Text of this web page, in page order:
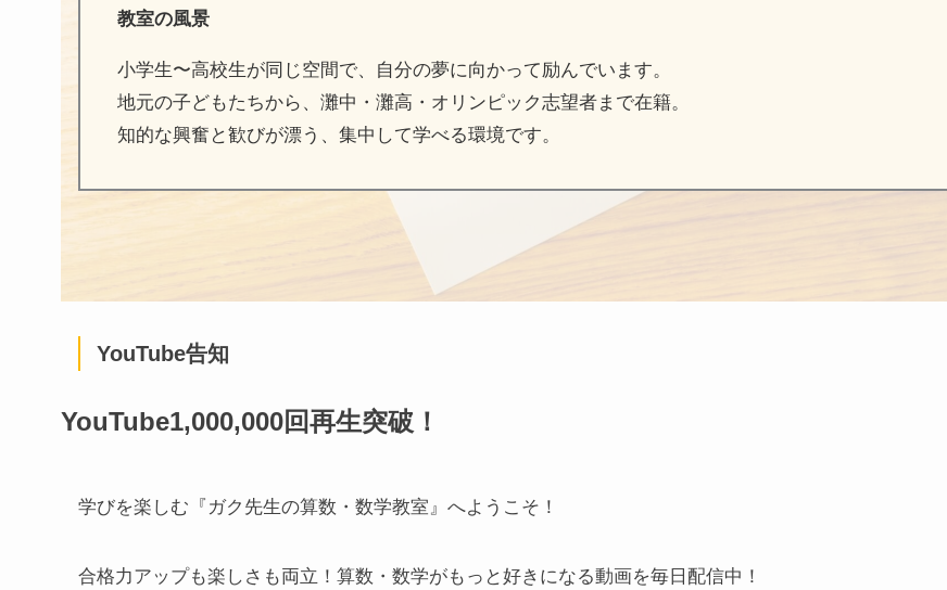
教室の風景
小学生〜高校生が同じ空間で、自分の夢に向かって励んでいます。
地元の子どもたちから、灘中・灘高・オリンピック志望者まで在籍。
知的な興奮と歓びが漂う、集中して学べる環境です。
YouTube告知
YouTube1,000,000回再生突破！
学びを楽しむ『ガク先生の算数・数学教室』へようこそ！
合格力アップも楽しさも両立！算数・数学がもっと好きになる動画を毎日配信中！